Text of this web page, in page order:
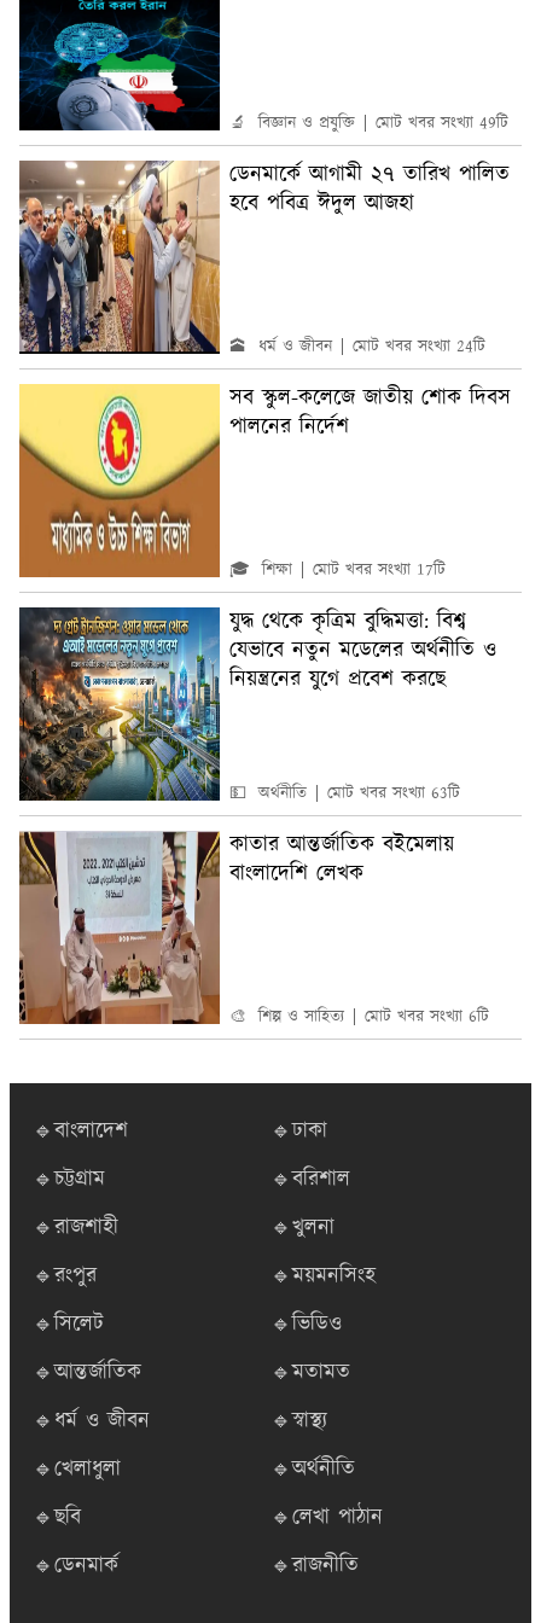
🔬 বিজ্ঞান ও প্রযুক্তি মোট খবর সংখ্যা 49টি
ডেনমার্কে আগামী ২৭ তারিখ পালিত
হবে পবিত্র ঈদুল আজহা
🕋 ধর্ম ও জীবন মোট খবর সংখ্যা 24টি
সব স্কুল-কলেজে জাতীয় শোক দিবস
পালনের নির্দেশ
🎓 শিক্ষা মোট খবর সংখ্যা 17টি
যুদ্ধ থেকে কৃত্রিম বুদ্ধিমত্তা: বিশ্ব
যেভাবে নতুন মডেলের অর্থনীতি ও
নিয়ন্ত্রনের যুগে প্রবেশ করছে
💵 অর্থনীতি মোট খবর সংখ্যা 63টি
কাতার আন্তর্জাতিক বইমেলায়
বাংলাদেশি লেখক
🎨 শিল্প ও সাহিত্য মোট খবর সংখ্যা 6টি
🔹বাংলাদেশ
🔹ঢাকা
🔹চট্টগ্রাম
🔹বরিশাল
🔹রাজশাহী
🔹খুলনা
🔹রংপুর
🔹ময়মনসিংহ
🔹সিলেট
🔹ভিডিও
🔹আন্তর্জাতিক
🔹মতামত
🔹ধর্ম ও জীবন
🔹স্বাস্থ্য
🔹খেলাধুলা
🔹অর্থনীতি
🔹ছবি
🔹লেখা পাঠান
🔹ডেনমার্ক
🔹রাজনীতি